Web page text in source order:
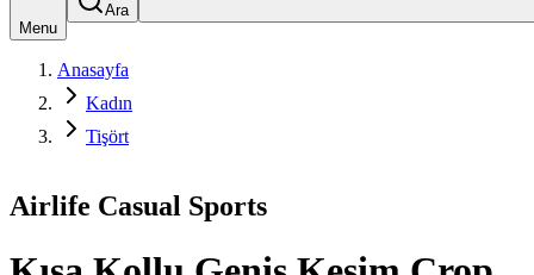
Menu
Ara
Anasayfa
Kadın
Tişört
Airlife Casual Sports